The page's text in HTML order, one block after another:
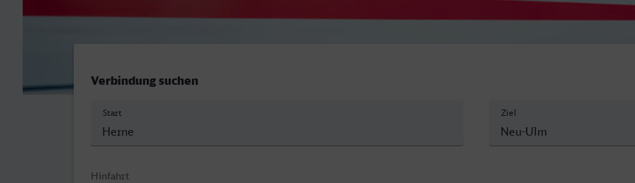
Verbindung suchen
Start Ziel
Hinfahrt